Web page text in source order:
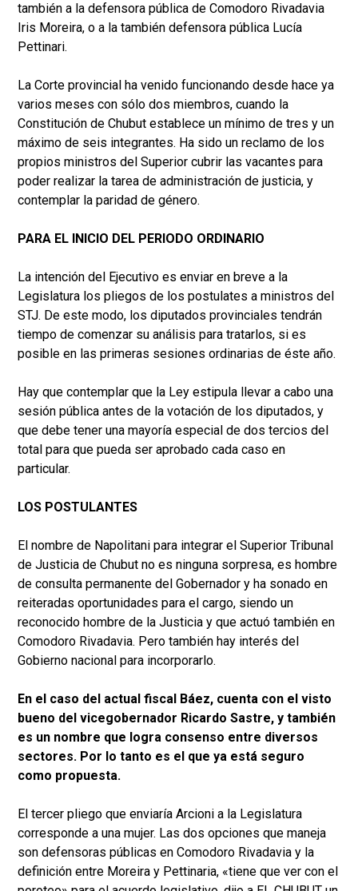
también a la defensora pública de Comodoro Rivadavia
Iris Moreira, o a la también defensora pública Lucía
Pettinari.
La Corte provincial ha venido funcionando desde hace ya
varios meses con sólo dos miembros, cuando la
Constitución de Chubut establece un mínimo de tres y un
máximo de seis integrantes. Ha sido un reclamo de los
propios ministros del Superior cubrir las vacantes para
poder realizar la tarea de administración de justicia, y
contemplar la paridad de género.
PARA EL INICIO DEL PERIODO ORDINARIO
La intención del Ejecutivo es enviar en breve a la
Legislatura los pliegos de los postulates a ministros del
STJ. De este modo, los diputados provinciales tendrán
tiempo de comenzar su análisis para tratarlos, si es
posible en las primeras sesiones ordinarias de éste año.
Hay que contemplar que la Ley estipula llevar a cabo una
sesión pública antes de la votación de los diputados, y
que debe tener una mayoría especial de dos tercios del
total para que pueda ser aprobado cada caso en
particular.
LOS POSTULANTES
El nombre de Napolitani para integrar el Superior Tribunal
de Justicia de Chubut no es ninguna sorpresa, es hombre
de consulta permanente del Gobernador y ha sonado en
reiteradas oportunidades para el cargo, siendo un
reconocido hombre de la Justicia y que actuó también en
Comodoro Rivadavia. Pero también hay interés del
Gobierno nacional para incorporarlo.
En el caso del actual fiscal Báez, cuenta con el visto
bueno del vicegobernador Ricardo Sastre, y también
es un nombre que logra consenso entre diversos
sectores. Por lo tanto es el que ya está seguro
como propuesta.
El tercer pliego que enviaría Arcioni a la Legislatura
corresponde a una mujer. Las dos opciones que maneja
son defensoras públicas en Comodoro Rivadavia y la
definición entre Moreira y Pettinaria, «tiene que ver con el